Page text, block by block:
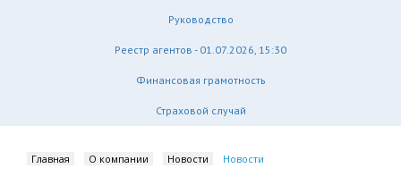
Руководство
Реестр агентов - 01.07.2026, 15:30
Финансовая грамотность
Страховой случай
Главная О компании Новости Новости